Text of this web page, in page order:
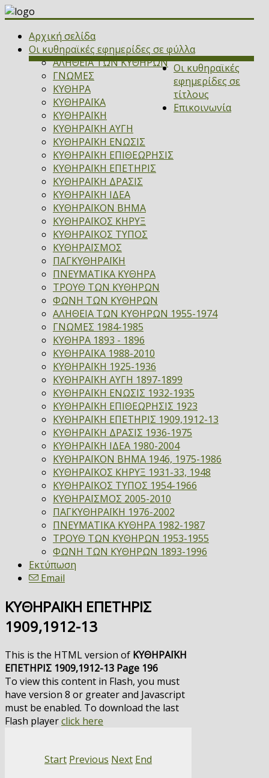
Αρχική σελίδα
Οι κυθηραϊκές εφημερίδες σε φύλλα
ΑΛΗΘΕΙΑ ΤΩΝ ΚΥΘΗΡΩΝ
ΓΝΩΜΕΣ
ΚΥΘΗΡΑ
ΚΥΘΗΡΑΪΚΑ
ΚΥΘΗΡΑΪΚΗ
ΚΥΘΗΡΑΪΚΗ ΑΥΓΗ
ΚΥΘΗΡΑΪΚΗ ΕΝΩΣΙΣ
ΚΥΘΗΡΑΪΚΗ ΕΠΙΘΕΩΡΗΣΙΣ
ΚΥΘΗΡΑΪΚΗ ΕΠΕΤΗΡΙΣ
ΚΥΘΗΡΑΪΚΗ ΔΡΑΣΙΣ
ΚΥΘΗΡΑΪΚΗ ΙΔΕΑ
ΚΥΘΗΡΑΪΚΟΝ ΒΗΜΑ
ΚΥΘΗΡΑΪΚΟΣ ΚΗΡΥΞ
ΚΥΘΗΡΑΪΚΟΣ ΤΥΠΟΣ
ΚΥΘΗΡΑΪΣΜΟΣ
ΠΑΓΚΥΘΗΡΑΪΚΗ
ΠΝΕΥΜΑΤΙΚΑ ΚΥΘΗΡΑ
ΤΡΟΥΘ ΤΩΝ ΚΥΘΗΡΩΝ
ΦΩΝΗ ΤΩΝ ΚΥΘΗΡΩΝ
Οι κυθηραϊκές
εφημερίδες σε
τίτλους
ΑΛΗΘΕΙΑ ΤΩΝ ΚΥΘΗΡΩΝ 1955-1974
ΓΝΩΜΕΣ 1984-1985
ΚΥΘΗΡΑ 1893 - 1896
ΚΥΘΗΡΑΪΚΑ 1988-2010
ΚΥΘΗΡΑΪΚΗ 1925-1936
ΚΥΘΗΡΑΪΚΗ ΑΥΓΗ 1897-1899
ΚΥΘΗΡΑΪΚΗ ΕΝΩΣΙΣ 1932-1935
ΚΥΘΗΡΑΪΚΗ ΕΠΙΘΕΩΡΗΣΙΣ 1923
ΚΥΘΗΡΑΪΚΗ ΕΠΕΤΗΡΙΣ 1909,1912-13
ΚΥΘΗΡΑΪΚΗ ΔΡΑΣΙΣ 1936-1975
ΚΥΘΗΡΑΪΚΗ ΙΔΕΑ 1980-2004
ΚΥΘΗΡΑΪΚΟΝ ΒΗΜΑ 1946, 1975-1986
ΚΥΘΗΡΑΪΚΟΣ ΚΗΡΥΞ 1931-33, 1948
ΚΥΘΗΡΑΪΚΟΣ ΤΥΠΟΣ 1954-1966
ΚΥΘΗΡΑΪΣΜΟΣ 2005-2010
ΠΑΓΚΥΘΗΡΑΪΚΗ 1976-2002
ΠΝΕΥΜΑΤΙΚΑ ΚΥΘΗΡΑ 1982-1987
ΤΡΟΥΘ ΤΩΝ ΚΥΘΗΡΩΝ 1953-1955
ΦΩΝΗ ΤΩΝ ΚΥΘΗΡΩΝ 1893-1996
Επικοινωνία
Εκτύπωση
Email
ΚΥΘΗΡΑΪΚΗ ΕΠΕΤΗΡΙΣ
1909,1912-13
This is the HTML version of ΚΥΘΗΡΑΪΚΗ
ΕΠΕΤΗΡΙΣ 1909,1912-13 Page 196
To view this content in Flash, you must
have version 8 or greater and Javascript
must be enabled. To download the last
Flash playerclick here
Start Previous Next End